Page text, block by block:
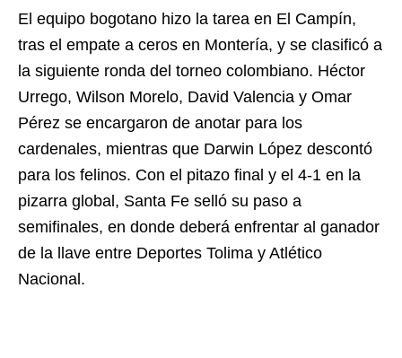
El equipo bogotano hizo la tarea en El Campín,
tras el empate a ceros en Montería, y se clasificó a
la siguiente ronda del torneo colombiano. Héctor
Urrego, Wilson Morelo, David Valencia y Omar
Pérez se encargaron de anotar para los
cardenales, mientras que Darwin López descontó
para los felinos. Con el pitazo final y el 4-1 en la
pizarra global, Santa Fe selló su paso a
semifinales, en donde deberá enfrentar al ganador
de la llave entre Deportes Tolima y Atlético
Nacional.